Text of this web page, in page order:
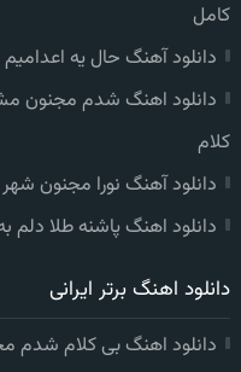
کامل
دانلود آهنگ حال یه
دانلود اهنگ شدم مجنون
کلام
دانلود آهنگ نورا مجنون
دانلود اهنگ پاشنه طلا
دانلود اهنگ برتر ایرانی
دانلود اهنگ بی کلام شدم